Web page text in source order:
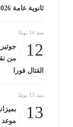
ثانوية عامة 2026
منذ 14 يومًا
12
من
القتال فورا
منذ 15 يومًا
13